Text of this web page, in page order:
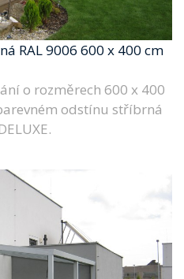
RAL 9006 600 x 400 cm
o rozměrech 600 x 400
odstínu stříbrná